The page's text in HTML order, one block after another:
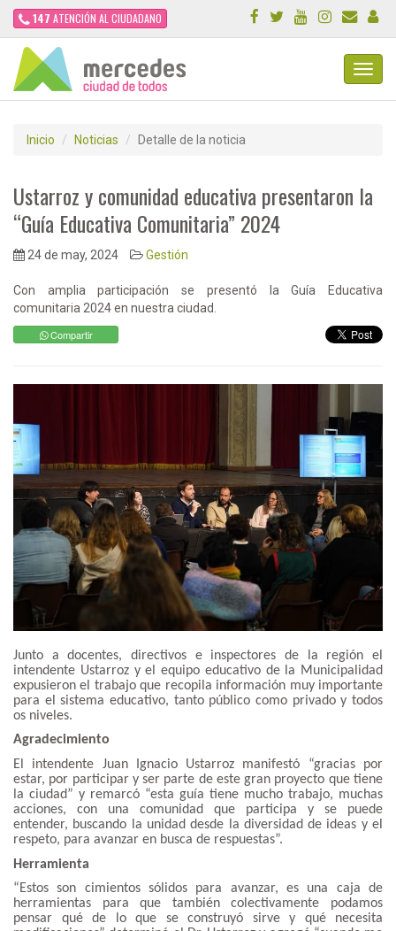
147 ATENCIÓN AL CIUDADANO
Inicio Noticias Detalle de la noticia
Ustarroz y comunidad educativa presentaron la
“Guía Educativa Comunitaria” 2024
24 de may, 2024 Gestión
Con amplia participación se presentó la Guía Educativa
comunitaria 2024 en nuestra ciudad.
Compartir
Junto a docentes, directivos e inspectores de la región el
intendente Ustarroz y el equipo educativo de la Municipalidad
expusieron el trabajo que recopila información muy importante
para el sistema educativo, tanto público como privado y todos
os niveles.
Agradecimiento
El intendente Juan Ignacio Ustarroz manifestó “gracias por
estar, por participar y ser parte de este gran proyecto que tiene
la ciudad” y remarcó “esta guía tiene mucho trabajo, muchas
acciones, con una comunidad que participa y se puede
entender, buscando la unidad desde la diversidad de ideas y el
respeto, para avanzar en busca de respuestas”.
Herramienta
“Estos son cimientos sólidos para avanzar, es una caja de
herramientas para que también colectivamente podamos
pensar qué de lo que se construyó sirve y qué necesita